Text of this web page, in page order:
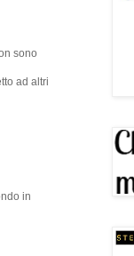
sono
ad altri
in